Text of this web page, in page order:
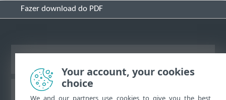
Fazer download do PDF
Base de conhecimento ESET
Your account, your cookies
choice
We and our partners use cookies to give you the best